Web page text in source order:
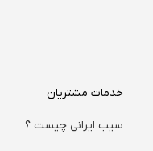
خدمات مشتریان
سیب ایرانی چیست ؟